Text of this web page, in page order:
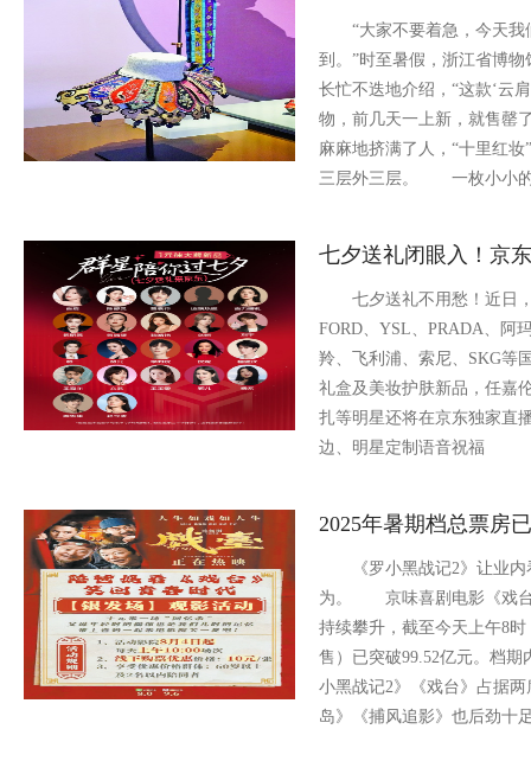
“大家不要着急，今天我
到。”时至暑假，浙江省博
长忙不迭地介绍，“这款‘云
物，前几天一上新，就售罄
麻麻地挤满了人，“十里红
三层外三层。 一枚小小
七夕送礼闭眼入！京
七夕送礼不用愁！近日，
FORD、YSL、PRADA、阿
羚、飞利浦、索尼、SKG等
礼盒及美妆护肤新品，任嘉
扎等明星还将在京东独家直
边、明星定制语音祝福
2025年暑期档总票房
《罗小黑战记2》让业内
为。 京味喜剧电影《戏
持续攀升，截至今天上午8
售）已突破99.52亿元。档
小黑战记2》《戏台》占据
岛》《捕风追影》也后劲十